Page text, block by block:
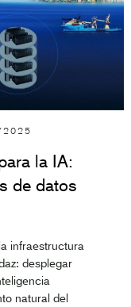
la IA:
de datos
infraestructura
desplegar
natural del